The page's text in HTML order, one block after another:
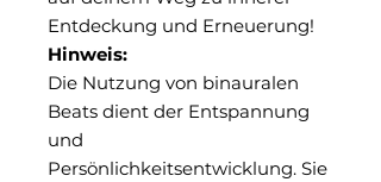
Entdeckung und Erneuerung!
Hinweis:
Die Nutzung von binauralen
Beats dient der Entspannung
und
Persönlichkeitsentwicklung. Sie